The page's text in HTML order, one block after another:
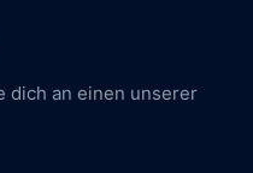
dich an einen unserer